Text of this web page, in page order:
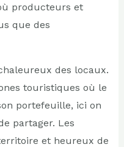
producteurs et
que des
des locaux.
touristiques où le
portefeuille, ici on
partager. Les
et heureux de